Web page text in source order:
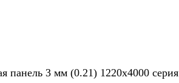
панель 3 мм (0.21) 1220х4000 серия